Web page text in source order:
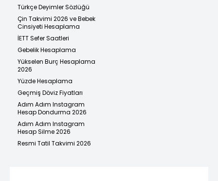
Türkçe Deyimler Sözlüğü
Çin Takvimi 2026 ve Bebek
Cinsiyeti Hesaplama
İETT Sefer Saatleri
Gebelik Hesaplama
Yükselen Burç Hesaplama
2026
Yüzde Hesaplama
Geçmiş Döviz Fiyatları
Adım Adım Instagram
Hesap Dondurma 2026
Adım Adım Instagram
Hesap Silme 2026
Resmi Tatil Takvimi 2026